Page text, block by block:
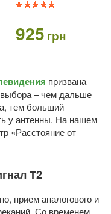
925 грн
призвана
– чем дальше
тем больший
у антенны. На нашем
«Расстояние от
Т2
прием аналогового и
Со временем